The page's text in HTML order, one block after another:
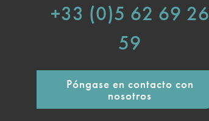
+33 (0)5 62 69 26
59
Póngase en contacto con
nosotros